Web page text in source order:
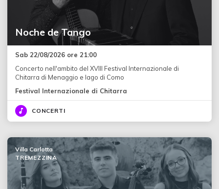
Noche de Tango
Sab 22/08/2026 ore 21:00
Concerto nell'ambito del XVIII Festival Internazionale di
Chitarra di Menaggio e lago di Como
Festival Internazionale di Chitarra
CONCERTI
Villa Carlotta
TREMEZZINA